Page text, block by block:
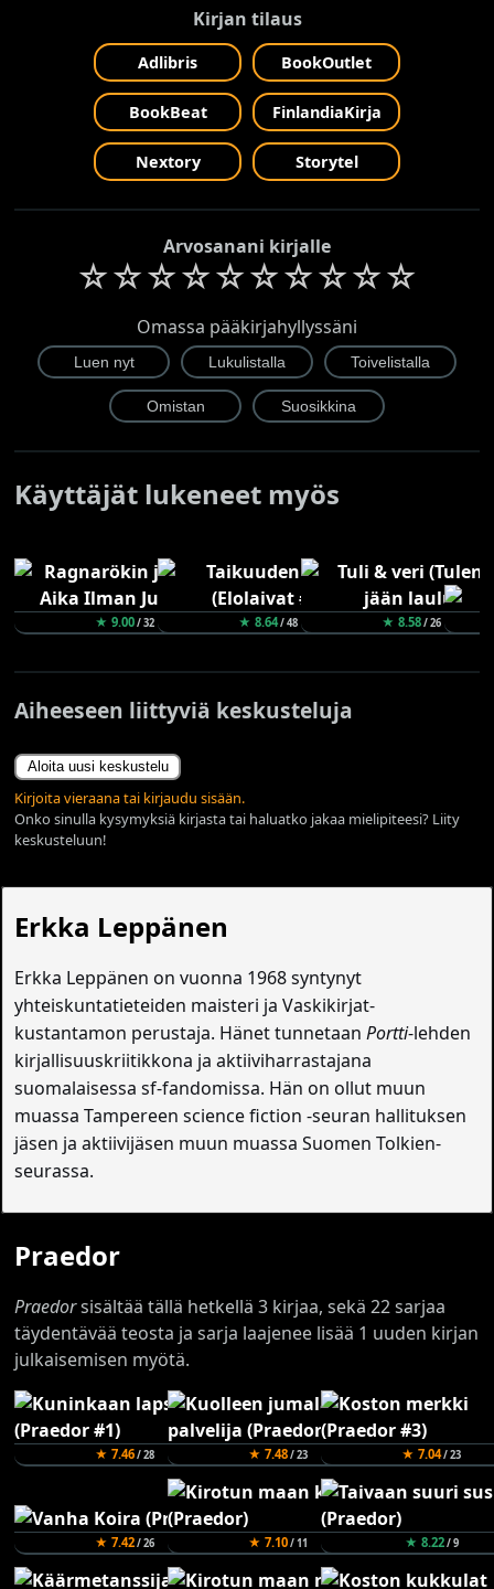
Kirjan tilaus
Adlibris BookOutlet
BookBeat FinlandiaKirja
Nextory Storytel
Arvosanani kirjalle
☆☆☆☆☆☆☆☆☆☆
Omassa pääkirjahyllyssäni
Käyttäjät lukeneet myös
★ 9.00/ 32 ★ 8.64/ 48 ★ 8.58/ 26
Aiheeseen liittyviä keskusteluja
Aloita uusi keskustelu
Kirjoita vieraana tai kirjaudu sisään.
Onko sinulla kysymyksiä kirjasta tai haluatko jakaa mielipiteesi? Liity
keskusteluun!
Erkka Leppänen
Erkka Leppänen on vuonna 1968 syntynyt
yhteiskuntatieteiden maisteri ja Vaskikirjat-
kustantamon perustaja. Hänet tunnetaanPortti-lehden
kirjallisuuskriitikkona ja aktiiviharrastajana
suomalaisessa sf-fandomissa. Hän on ollut muun
muassa Tampereen science fiction -seuran hallituksen
jäsen ja aktiivijäsen muun muassa Suomen Tolkien-
seurassa.
Praedor
Praedorsisältää tällä hetkellä 3 kirjaa, sekä 22 sarjaa
täydentävää teosta ja sarja laajenee lisää 1 uuden kirjan
julkaisemisen myötä.
★ 7.46/ 28 ★ 7.48/ 23 ★ 7.04/ 23
★ 7.42/ 26 ★ 7.10/ 11 ★ 8.22/ 9